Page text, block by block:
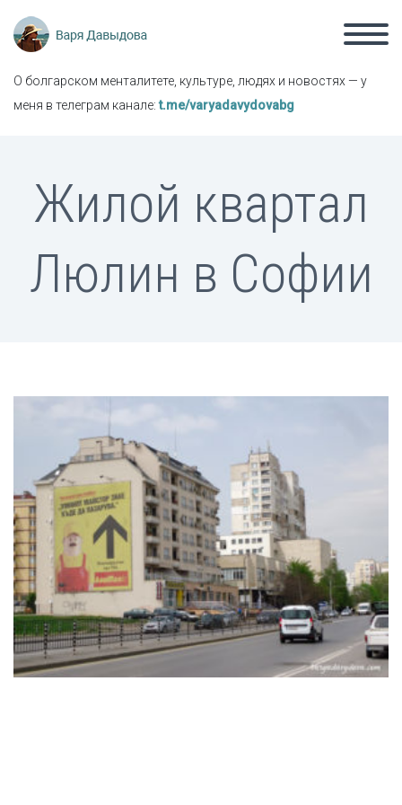
О болгарском менталитете, культуре, людях и новостях — у
меня в телеграм канале:t.me/varyadavydovabg
Жилой квартал
Люлин в Софии